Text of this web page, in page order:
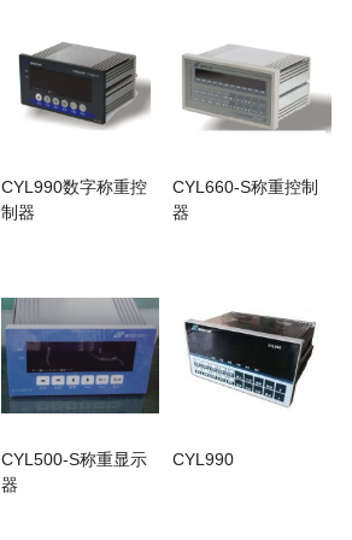
CYL990数字称重控
制器
CYL660-S称重控制
器
CYL500-S称重显示
器
CYL990